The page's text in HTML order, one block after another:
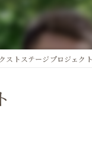
ンド メイク
トステージプロジェク